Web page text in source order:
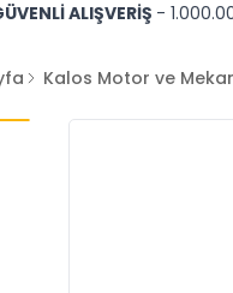
ALIŞVERİŞ -
Kalos Motor ve